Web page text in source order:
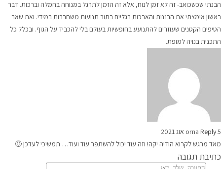
הבנתי שכשכואב- זה לא זמן לנוח, אלא זה הזמן לתרגל במנוחה בחמלה וברכות. דבר
ראשון אימצתי את הבננות והארכות רגליים בתור תנועות משחררות במידי. ואת שאר
הטיפים הקטנים שעוזרים להתנועע בחופשיות בעולם בלי להכביד על הגוף. ובכלל כל
התכנית בנויה למופת.
orna Reply5 אוג 2021
מאד מרגש לקרוא הודיה יקה! וזה עוד יכול להשתפר עוד ועוד… תמשיכי לעדכן 🙂
כתיבת תגובה